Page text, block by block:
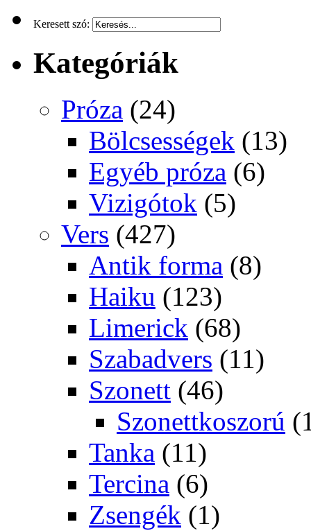
Keresett szó:
Kategóriák
Próza (24)
Bölcsességek (13)
Egyéb próza (6)
Vizigótok (5)
Vers (427)
Antik forma (8)
Haiku (123)
Limerick (68)
Szabadvers (11)
Szonett (46)
Szonettkoszorú
Tanka (11)
Tercina (6)
Zsengék (1)